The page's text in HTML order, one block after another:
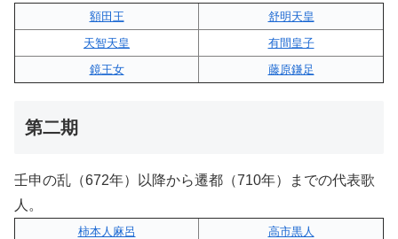
額田王
舒明天皇
天智天皇
有間皇子
鏡王女
藤原鎌足
第二期
壬申の乱（672年）以降から遷都（710年）までの代表歌
人。
柿本人麻呂
高市黒人